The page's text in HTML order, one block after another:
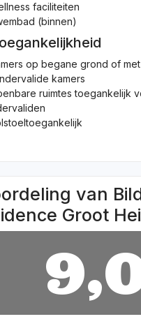
faciliteiten
(binnen)
op begane grond of
kamers
ruimtes toegankelijk
van
Groot